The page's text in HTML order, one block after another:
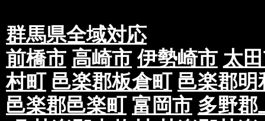
群馬県全域対応
前橋市 高崎市 伊勢崎市 太
村町 邑楽郡板倉町 邑楽郡明
邑楽郡邑楽町 富岡市 多野郡